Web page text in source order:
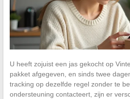
U heeft zojuist een jas gekocht op
pakket afgegeven, en sinds twee
tracking op dezelfde regel zonder te
ondersteuning contacteert, zijn er